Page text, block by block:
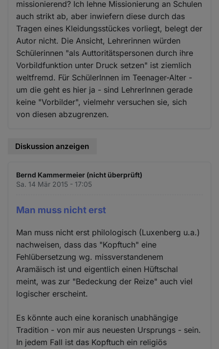
missionierend? Ich lehne Missionierung an Schulen
auch strikt ab, aber inwiefern diese durch das
Tragen eines Kleidungsstückes vorliegt, belegt der
Autor nicht. Die Ansicht, Lehrerinnen würden
Schülerinnen "als Auttoritätspersonen durch ihre
Vorbildfunktion unter Druck setzen" ist ziemlich
weltfremd. Für SchülerInnen im Teenager-Alter -
um die geht es hier ja - sind LehrerInnen gerade
keine "Vorbilder", vielmehr versuchen sie, sich
von diesen abzugrenzen.
Diskussion anzeigen
Bernd Kammermeier (nicht überprüft)
Sa. 14 Mär 2015 - 17:05
Man muss nicht erst
Man muss nicht erst philologisch (Luxenberg u.a.)
nachweisen, dass das "Kopftuch" eine
Fehlübersetzung wg. missverstandenem
Aramäisch ist und eigentlich einen Hüftschal
meint, was zur "Bedeckung der Reize" auch viel
logischer erscheint.
Es könnte auch eine koranisch unabhängige
Tradition - von mir aus neuesten Ursprungs - sein.
In jedem Fall ist das Kopftuch ein religiös